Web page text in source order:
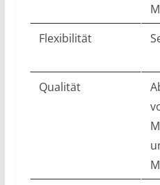
Flexibilität
Qualität